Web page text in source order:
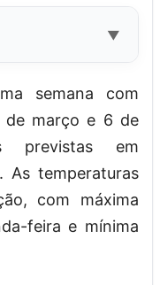
semana com
de março e 6 de
previstas em
As temperaturas
com máxima
feira e mínima